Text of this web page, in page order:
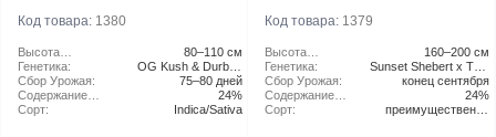
Код товара: 1380
Высота
растения:
80–110 см
Генетика:
OG Kush & Durban
Poison
Сбор Урожая:
75–80 дней
Содержание
ТГК:
24%
Сорт:
Indica/Sativa
Код товара: 1379
Высота
растения:
160–200 см
Генетика:
Sunset Shebert x Thin
Mint Girl Scout
Сбор Урожая:
конец сентября
Содержание
ТГК:
24%
Сорт:
преимущественно